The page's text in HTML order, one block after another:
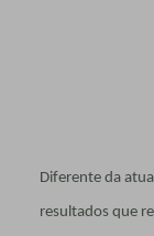
Diferente da
resultados que